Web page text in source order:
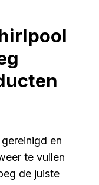
en
te vullen
de juiste